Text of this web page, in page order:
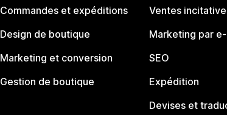
Commandes et expéditions
Design de boutique
Marketing et conversion
Gestion de boutique
Ventes
Marketing par
SEO
Expédition
Devises et